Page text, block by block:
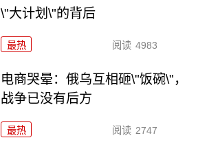
\"大计划\"的背后
最热 阅读 4983
电商哭晕：俄乌互相砸\"饭碗\"，
战争已没有后方
最热 阅读 2747